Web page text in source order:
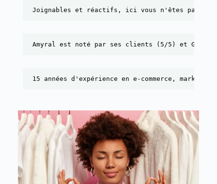
Joignables et réactifs, ici vous n'êtes pas un
Amyral est noté par ses clients (5/5) et Google
15 années d'expérience en e-commerce,